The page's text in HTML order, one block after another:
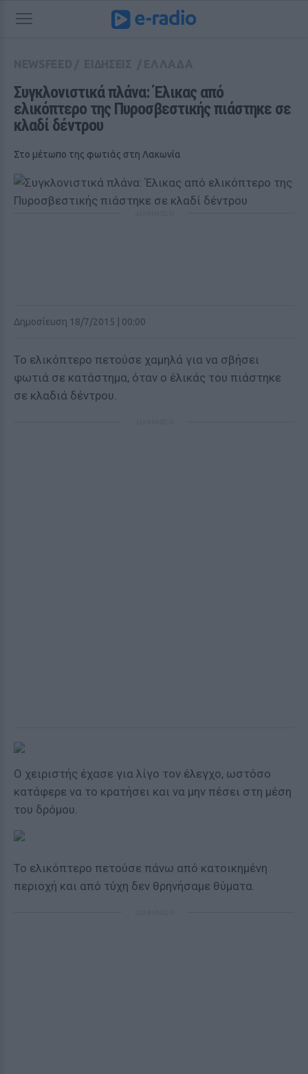
Συγκλονιστικά πλάνα: Έλικας από
ελικόπτερο της Πυροσβεστικής πιάστηκε σε
κλαδί δέντρου
Στο μέτωπο της φωτιάς στη Λακωνία
Δημοσίευση 18/7/2015 | 00:00
Το ελικόπτερο πετούσε χαμηλά για να σβήσει
φωτιά σε κατάστημα, όταν ο έλικάς του πιάστηκε
σε κλαδιά δέντρου.
Ο χειριστής έχασε για λίγο τον έλεγχο, ωστόσο
κατάφερε να το κρατήσει και να μην πέσει στη μέση
του δρόμου.
Το ελικόπτερο πετούσε πάνω από κατοικημένη
περιοχή και από τύχη δεν θρηνήσαμε θύματα.